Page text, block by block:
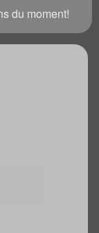
du moment!